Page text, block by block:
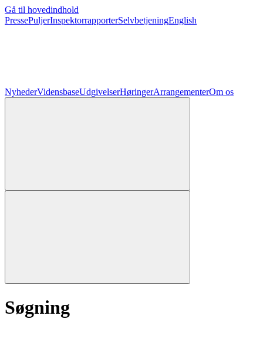
Gå til hovedindhold
PressePuljerInspektorrapporterSelvbetjeningEnglish
NyhederVidensbaseUdgivelserHøringerArrangementerOm os
Søgning